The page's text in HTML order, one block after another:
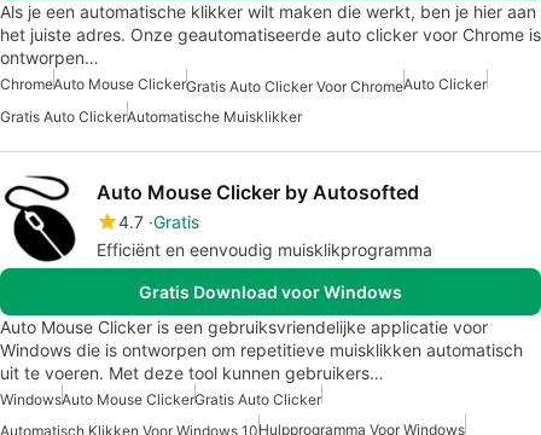
Als je een automatische klikker wilt maken die werkt, ben je hier aan
het juiste adres. Onze geautomatiseerde auto clicker voor Chrome is
ontworpen…
ChromeAuto Mouse ClickerGratis Auto Clicker Voor ChromeAuto Clicker
Gratis Auto ClickerAutomatische Muisklikker
Auto Mouse Clicker by Autosofted
4.7 Gratis
Efficiënt en eenvoudig muisklikprogramma
Gratis Download voor Windows
Auto Mouse Clicker is een gebruiksvriendelijke applicatie voor
Windows die is ontworpen om repetitieve muisklikken automatisch
uit te voeren. Met deze tool kunnen gebruikers…
WindowsAuto Mouse ClickerGratis Auto Clicker
Automatisch Klikken Voor Windows 10Hulpprogramma Voor Windows